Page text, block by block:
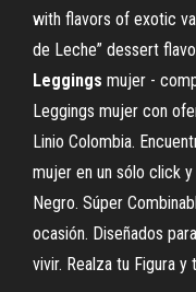
with flavors of exotic
de Leche” dessert
Leggings mujer -
Leggings mujer con
Linio Colombia.
mujer en un sólo click
Negro. Súper
ocasión. Diseñados
vivir. Realza tu Figura